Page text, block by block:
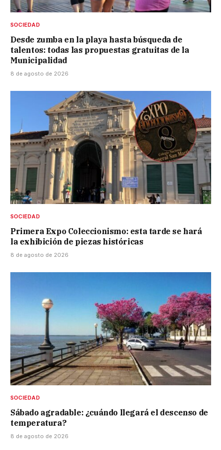
SOCIEDAD
Desde zumba en la playa hasta búsqueda de
talentos: todas las propuestas gratuitas de la
Municipalidad
8 de agosto de 2026
SOCIEDAD
Primera Expo Coleccionismo: esta tarde se hará
la exhibición de piezas históricas
8 de agosto de 2026
SOCIEDAD
Sábado agradable: ¿cuándo llegará el descenso de
temperatura?
8 de agosto de 2026